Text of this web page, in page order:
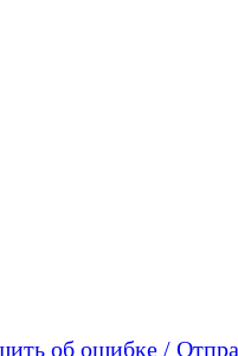
об ошибке /